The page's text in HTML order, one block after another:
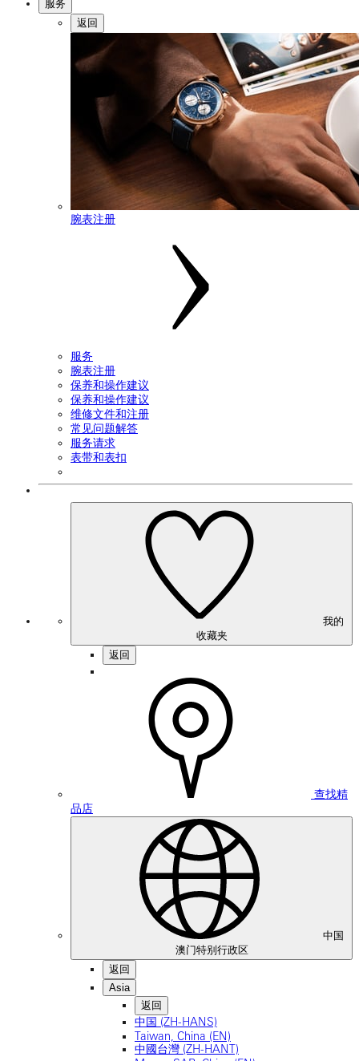
服务
返回
腕表注册
服务
腕表注册
保养和操作建议
保养和操作建议
维修文件和注册
常见问题解答
服务请求
表带和表扣
收藏夹
返回
查找精
品店
中国
澳门特别行政区
返回
Asia
返回
中国 (ZH-HANS)
Taiwan, China (EN)
中國台灣 (ZH-HANT)